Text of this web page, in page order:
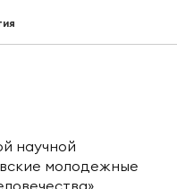
научной
молодежные